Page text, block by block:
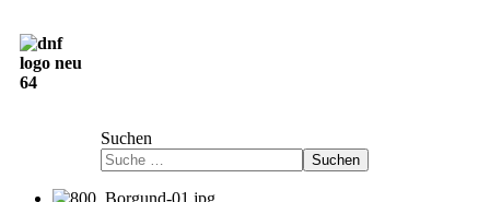
Suchen
Suchen